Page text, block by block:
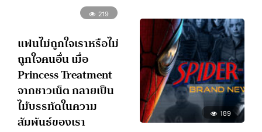
219
แฟนไม่ถูกใจเราหรือไม่
ถูกใจคนอื่น เมื่อ
Princess Treatment
จากชาวเน็ต กลายเป็น
ไม้บรรทัดในความ
สัมพันธ์ของเรา
189